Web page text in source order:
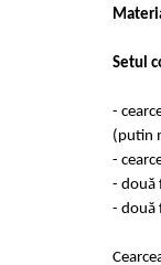
Cearceaf cu
Lenjerii Catifea
Cearceaf cu elastic
Cearceaf normal
Lenjerii Pufoase
Bumbac Neted
Huse De Pat
Huse
Huse
Setul
-
(putin
-
- două
- două